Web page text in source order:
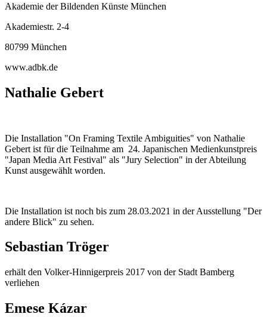
Akademie der Bildenden Künste München
Akademiestr. 2-4
80799 München
www.adbk.de
Nathalie Gebert
Die Installation "On Framing Textile Ambiguities" von Nathalie
Gebert ist für die Teilnahme am 24. Japanischen Medienkunstpreis
"Japan Media Art Festival" als "Jury Selection" in der Abteilung
Kunst ausgewählt worden.
Die Installation ist noch bis zum 28.03.2021 in der Ausstellung "Der
andere Blick" zu sehen.
Sebastian Tröger
erhält den Volker-Hinnigerpreis 2017 von der Stadt Bamberg
verliehen
Emese Kázar